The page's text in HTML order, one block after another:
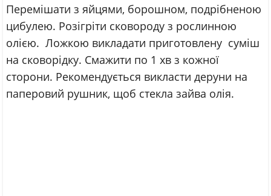
Перемішати з яйцями, борошном, подрібненою
цибулею. Розігріти сковороду з рослинною
олією. Ложкою викладати приготовлену суміш
на сковорідку. Смажити по 1 хв з кожної
сторони. Рекомендується викласти деруни на
паперовий рушник, щоб стекла зайва олія.